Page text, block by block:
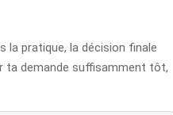
la pratique, la décision finale
ta demande suffisamment tôt,